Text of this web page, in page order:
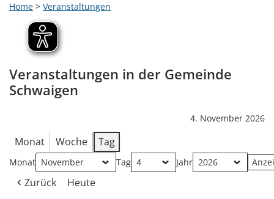
Home > Veranstaltungen
Veranstaltungen in der Gemeinde
Schwaigen
4. November 2026
Monat Woche Tag
Monat Tag Jahr
Zurück Heute